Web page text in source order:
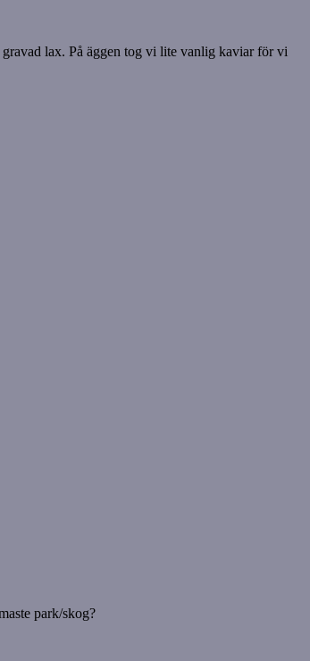
lax. På äggen tog vi lite vanlig kaviar för vi
park/skog?